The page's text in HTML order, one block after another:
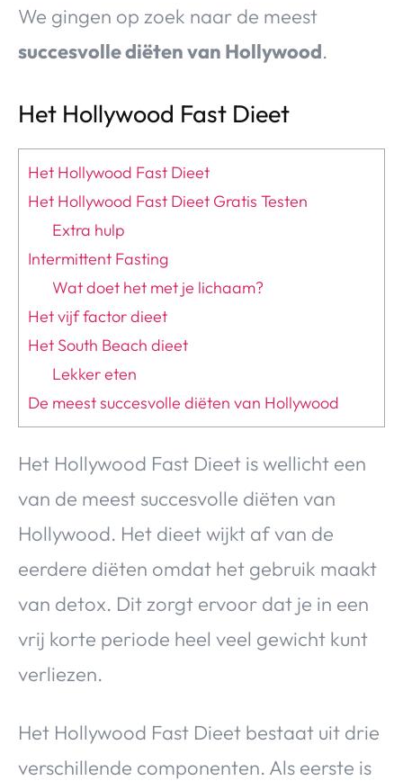
We gingen op zoek naar de meest
succesvolle diëten van Hollywood.
Het Hollywood Fast Dieet
Het Hollywood Fast Dieet
Het Hollywood Fast Dieet Gratis Testen
Extra hulp
Intermittent Fasting
Wat doet het met je lichaam?
Het vijf factor dieet
Het South Beach dieet
Lekker eten
De meest succesvolle diëten van Hollywood
Het Hollywood Fast Dieet is wellicht een
van de meest succesvolle diëten van
Hollywood. Het dieet wijkt af van de
eerdere diëten omdat het gebruik maakt
van detox. Dit zorgt ervoor dat je in een
vrij korte periode heel veel gewicht kunt
verliezen.
Het Hollywood Fast Dieet bestaat uit drie
verschillende componenten. Als eerste is